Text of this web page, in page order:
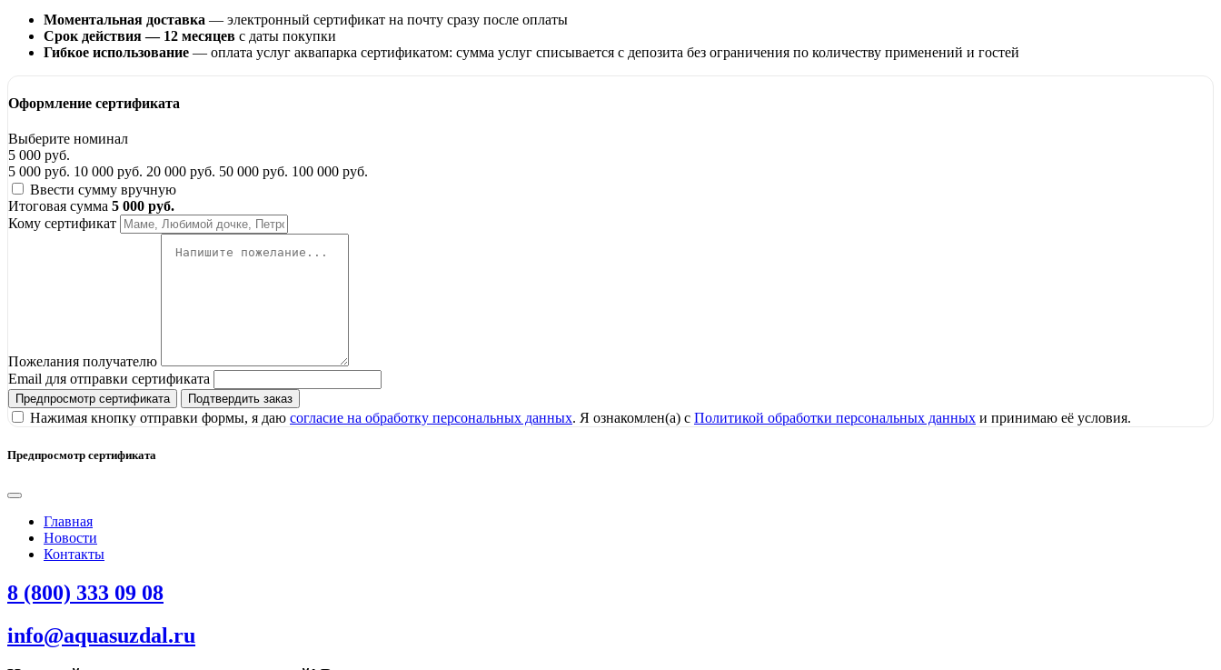
Моментальная доставка — электронный сертификат на почту сразу после оплаты
Срок действия — 12 месяцев с даты покупки
Гибкое использование — оплата услуг аквапарка сертификатом: сумма услуг списывается с депозита без ограничения по количеству применений и гостей
Оформление сертификата
Выберите номинал
5 000 руб.
5 000 руб. 10 000 руб. 20 000 руб. 50 000 руб. 100 000 руб.
Ввести сумму вручную
Итоговая сумма 5 000 руб.
Кому сертификат
Пожелания получателю
Email для отправки сертификата
Предпросмотр сертификата Подтвердить заказ
Нажимая кнопку отправки формы, я даю согласие на обработку персональных данных. Я ознакомлен(а) с Политикой обработки персональных данных и принимаю её условия.
Предпросмотр сертификата
Главная
Новости
Контакты
8 (800) 333 09 08
info@aquasuzdal.ru